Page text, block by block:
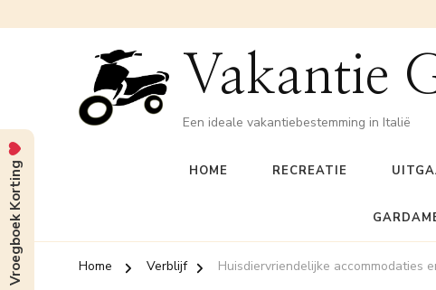
Vakantie
Een ideale vakantiebestemming in Italië
HOME RECREATIE
Home Verblijf Huisdiervriendelijke accommodaties
Vroegboek Korting